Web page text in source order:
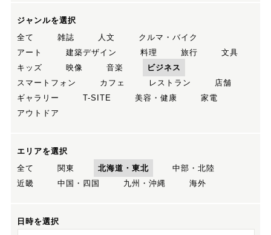
ジャンルを選択
全て
雑誌 人文
クルマ・バイク
アート
建築デザイン 料理 旅行
文具
キッズ
映像 音楽
ビジネス
スマートフォン
カフェ レストラン
店舗
ギャラリー
T-SITE 美容・健康
家電
アウトドア
エリアを選択
全て
関東 北海道・東北
中部・北陸
近畿
中国・四国 九州・沖縄 海外
日時を選択